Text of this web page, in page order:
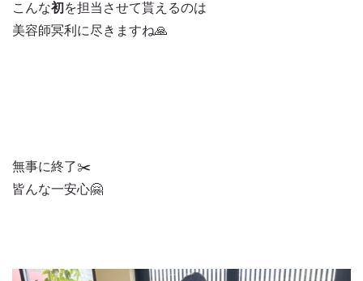
こんな初 を担当させて貰えるのは
美容師冥利に尽きますね🙏
無事に終了✂️
皆んな一安心🤗